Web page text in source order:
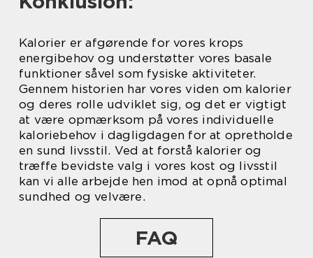
Kalorier er afgørende for vores krops
energibehov og understøtter vores basale
funktioner såvel som fysiske aktiviteter.
Gennem historien har vores viden om kalorier
og deres rolle udviklet sig, og det er vigtigt
at være opmærksom på vores individuelle
kaloriebehov i dagligdagen for at opretholde
en sund livsstil. Ved at forstå kalorier og
træffe bevidste valg i vores kost og livsstil
kan vi alle arbejde hen imod at opnå optimal
sundhed og velvære.
FAQ